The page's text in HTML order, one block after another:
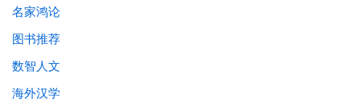
名家鸿论
图书推荐
数智人文
海外汉学